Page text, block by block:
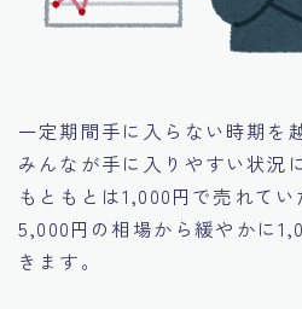
一定期間手に入らない時期を
みんなが手に入りやすい状況
もともとは1,000円で売れて
5,000円の相場から緩やかに
きます。